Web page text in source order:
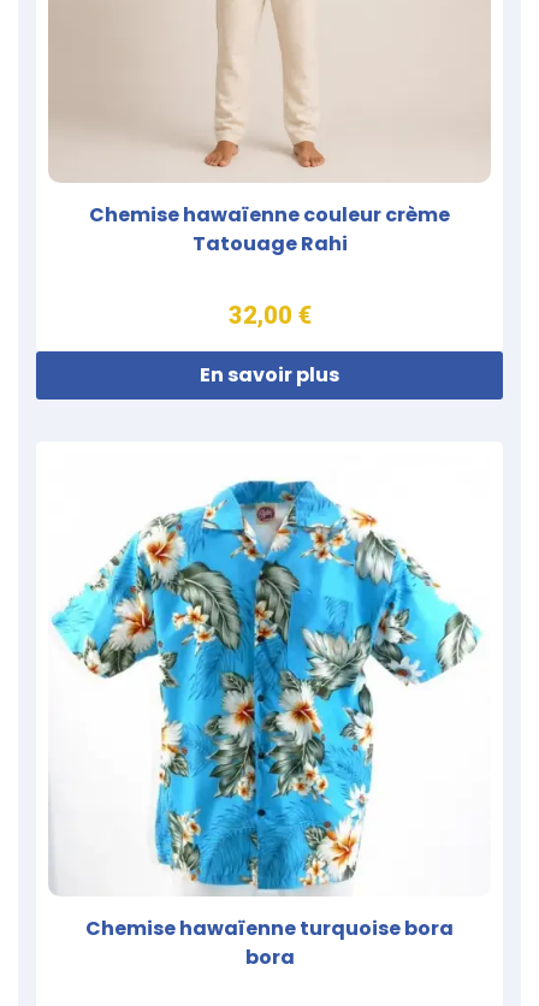
Chemise hawaïenne couleur crème
Tatouage Rahi
32,00 €
En savoir plus
Chemise hawaïenne turquoise bora
bora